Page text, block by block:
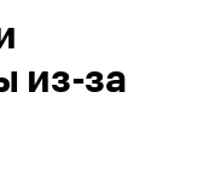
из-за